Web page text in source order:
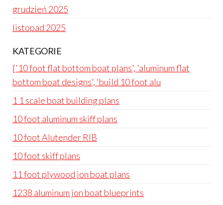
grudzień 2025
listopad 2025
KATEGORIE
['10 foot flat bottom boat plans', 'aluminum flat
bottom boat designs', 'build 10 foot alu
1 1 scale boat building plans
10 foot aluminum skiff plans
10 foot Alutender RIB
10 foot skiff plans
11 foot plywood jon boat plans
1238 aluminum jon boat blueprints